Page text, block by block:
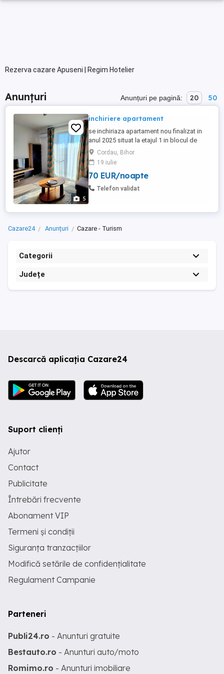
Rezerva cazare Apuseni | Regim Hotelier
Anunțuri Anunțuri pe pagină: 20 50
5
inchiriere apartament
se inchiriaza apartament nou finalizat in
anul 2025 situat la etajul 1 in blocul de
langa inelul metropolitan,in apropiere de
aquapark si spitalul de recuperare
president din Baile Felix. Apartamentul
este cu 2 camere decomandate
.dormitorul este dotat cu mobilierul
Cordau, Bihor
19 iulie
70 EUR/noapte
Telefon validat
Cazare24 Anunțuri Cazare - Turism
Categorii
Județe
Descarcă aplicația Cazare24
Suport clienți
Ajutor
Contact
Publicitate
Întrebări frecvente
Abonament VIP
Termeni și condiții
Siguranța tranzacțiilor
Modifică setările de confidențialitate
Regulament Campanie
Parteneri
Publi24.ro - Anunturi gratuite
Bestauto.ro - Anunturi auto/moto
Romimo.ro - Anunturi imobiliare